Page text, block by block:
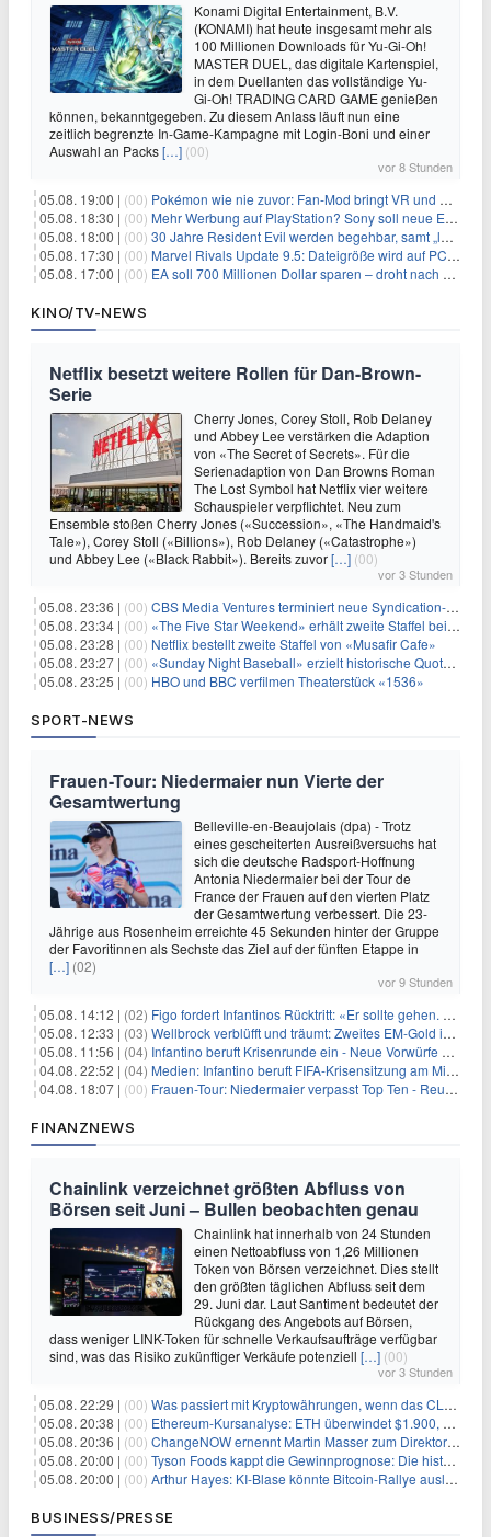
Konami Digital Entertainment, B.V.
(KONAMI) hat heute insgesamt mehr als
100 Millionen Downloads für Yu-Gi-Oh!
MASTER DUEL, das digitale Kartenspiel,
in dem Duellanten das vollständige Yu-
Gi-Oh! TRADING CARD GAME genießen
können, bekanntgegeben. Zu diesem Anlass läuft nun eine
zeitlich begrenzte In-Game-Kampagne mit Login-Boni und einer
Auswahl an Packs[…] (00)
vor 8 Stunden
05.08. 19:00 | (00) Pokémon wie nie zuvor: Fan-Mod bringt VR und Ego-Perspektive nach Kanto
05.08. 18:30 | (00) Mehr Werbung auf PlayStation? Sony soll neue Einnahmequellen prüfen
05.08. 18:00 | (00) 30 Jahre Resident Evil werden begehbar, samt „lebensgroßem Leon“
05.08. 17:30 | (00) Marvel Rivals Update 9.5: Dateigröße wird auf PC und Konsolen deutlich reduziert
05.08. 17:00 | (00) EA soll 700 Millionen Dollar sparen – droht nach der Übernahme die nächste Entlassungswelle?
KINO/TV-NEWS
Netflix besetzt weitere Rollen für Dan-Brown-
Serie
Cherry Jones, Corey Stoll, Rob Delaney
und Abbey Lee verstärken die Adaption
von «The Secret of Secrets». Für die
Serienadaption von Dan Browns Roman
The Lost Symbol hat Netflix vier weitere
Schauspieler verpflichtet. Neu zum
Ensemble stoßen Cherry Jones («Succession», «The Handmaid's
Tale»), Corey Stoll («Billions»), Rob Delaney («Catastrophe»)
und Abbey Lee («Black Rabbit»). Bereits zuvor[…] (00)
vor 3 Stunden
05.08. 23:36 | (00) CBS Media Ventures terminiert neue Syndication-Formate
05.08. 23:34 | (00) «The Five Star Weekend» erhält zweite Staffel bei Peacock
05.08. 23:28 | (00) Netflix bestellt zweite Staffel von «Musafir Cafe»
05.08. 23:27 | (00) «Sunday Night Baseball» erzielt historische Quotenserie für NBC
05.08. 23:25 | (00) HBO und BBC verfilmen Theaterstück «1536»
SPORT-NEWS
Frauen-Tour: Niedermaier nun Vierte der
Gesamtwertung
Belleville-en-Beaujolais (dpa) - Trotz
eines gescheiterten Ausreißversuchs hat
sich die deutsche Radsport-Hoffnung
Antonia Niedermaier bei der Tour de
France der Frauen auf den vierten Platz
der Gesamtwertung verbessert. Die 23-
Jährige aus Rosenheim erreichte 45 Sekunden hinter der Gruppe
der Favoritinnen als Sechste das Ziel auf der fünften Etappe in
[…] (02)
vor 9 Stunden
05.08. 14:12 | (02) Figo fordert Infantinos Rücktritt: «Er sollte gehen. Jetzt»
05.08. 12:33 | (03) Wellbrock verblüfft und träumt: Zweites EM-Gold in Paris
05.08. 11:56 | (04) Infantino beruft Krisenrunde ein - Neue Vorwürfe gegen FIFA
04.08. 22:52 | (04) Medien: Infantino beruft FIFA-Krisensitzung am Mittwoch ein
04.08. 18:07 | (00) Frauen-Tour: Niedermaier verpasst Top Ten - Reusser siegt
FINANZNEWS
Chainlink verzeichnet größten Abfluss von
Börsen seit Juni – Bullen beobachten genau
Chainlink hat innerhalb von 24 Stunden
einen Nettoabfluss von 1,26 Millionen
Token von Börsen verzeichnet. Dies stellt
den größten täglichen Abfluss seit dem
29. Juni dar. Laut Santiment bedeutet der
Rückgang des Angebots auf Börsen,
dass weniger LINK-Token für schnelle Verkaufsaufträge verfügbar
sind, was das Risiko zukünftiger Verkäufe potenziell […] (00)
vor 3 Stunden
05.08. 22:29 | (00) Was passiert mit Kryptowährungen, wenn das CLARITY-Gesetz diese Woche scheitert? Hougan erklärt
05.08. 20:38 | (00) Ethereum-Kursanalyse: ETH überwindet $1.900, aber größere Herausforderungen stehen bevor
05.08. 20:36 | (00) ChangeNOW ernennt Martin Masser zum Direktor für strategische Partnerschaften
05.08. 20:00 | (00) Tyson Foods kappt die Gewinnprognose: Die historische Rinderkrise will einfach nicht enden
05.08. 20:00 | (00) Arthur Hayes: KI-Blase könnte Bitcoin-Rallye auslösen
BUSINESS/PRESSE